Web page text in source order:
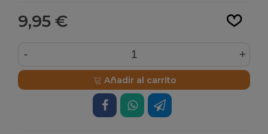
9,95 €
- +
Añadir al carrito